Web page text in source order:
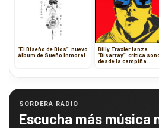
“El Diseño de Dios”: nuevo
álbum de Sueño Inmoral
Billy Traxler lanza
“Disarray”: crítica
desde la campiña
SORDERA RADIO
Escucha más música